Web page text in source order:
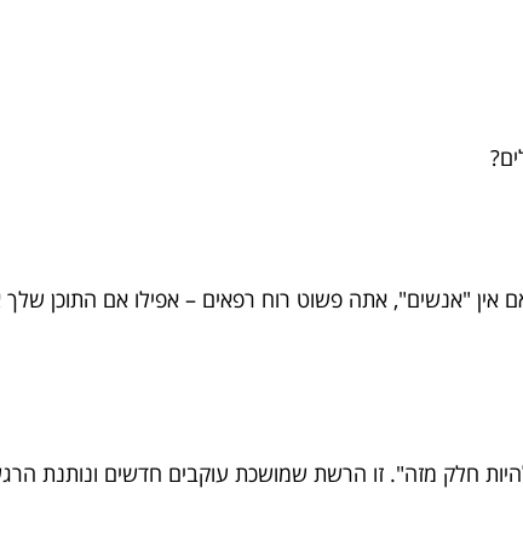
"אנשים", אתה פשוט רוח רפאים – אפילו אם התוכן שלך
חלק מזה". זו הרשת שמושכת עוקבים חדשים ונותנת